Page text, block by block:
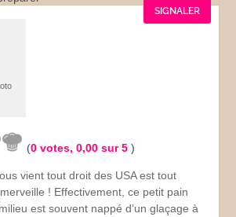
SIGNALER
(0 votes,0,00 sur 5)
vient tout droit des USA est tout
! Effectivement, ce petit pain
est souvent nappé d’un glaçage à